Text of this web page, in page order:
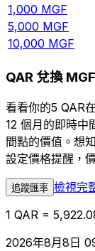
1,000 MGF
5,000 MGF
10,000 MGF
QAR 兌換
看看你的5 QAR
12 個月的即時中
間點的價值。想
設定價格提醒，
追蹤匯率 檢視完
1 QAR =
2026年8月8日